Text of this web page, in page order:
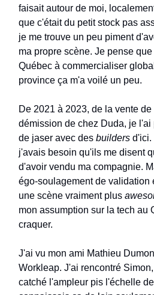
faisait autour de moi,
que c'était du petit stock pas
je me trouve un peu piment
ma propre scène. Je pense
Québec à commercialiser
province ça m'a voilé un peu.
De 2021 à 2023, de la vente
démission de chez Duda, je l'ai
de jaser avec des builders d'ici.
j'avais besoin qu'ils me disent
d'avoir vendu ma compagnie.
égo-soulagement de validation
une scène vraiment plus
mon assumption sur la tech au
craquer.
J'ai vu mon ami Mathieu
Workleap. J'ai rencontré
catché l'ampleur pis l'échelle